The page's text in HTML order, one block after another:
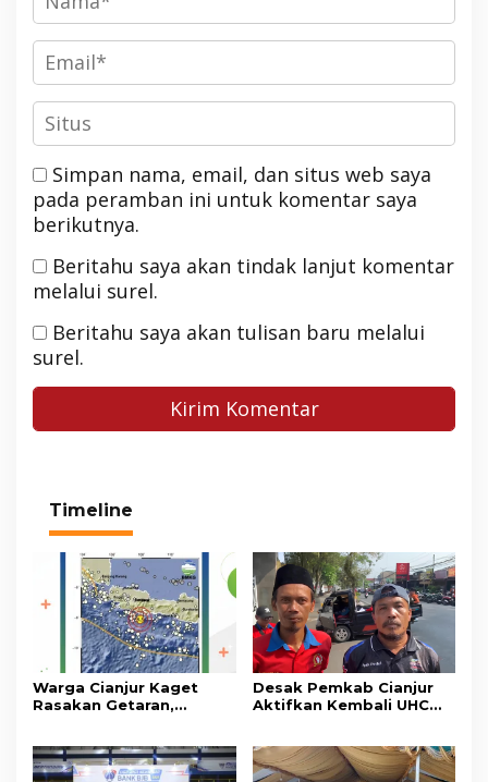
Simpan nama, email, dan situs web saya
pada peramban ini untuk komentar saya
berikutnya.
Beritahu saya akan tindak lanjut komentar
melalui surel.
Beritahu saya akan tulisan baru melalui
surel.
Timeline
Warga Cianjur Kaget
Rasakan Getaran,
Pangandaran
Desak Pemkab Cianjur
Aktifkan Kembali UHC